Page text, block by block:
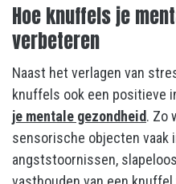
Hoe knuffels je
verbeteren
Naast het verlagen van
knuffels ook een positieve
je mentale gezondheid. Zo
sensorische objecten vaak
angststoornissen,